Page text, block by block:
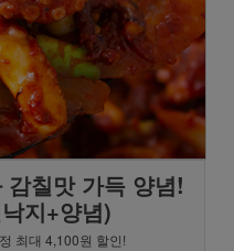
칠맛 가득 양념!
지+양념)
최대 4,100원 할인!